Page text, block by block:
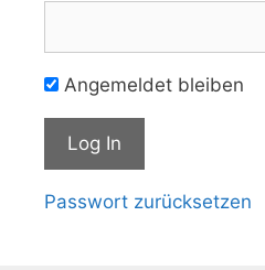
Angemeldet bleiben
Passwort zurücksetzen